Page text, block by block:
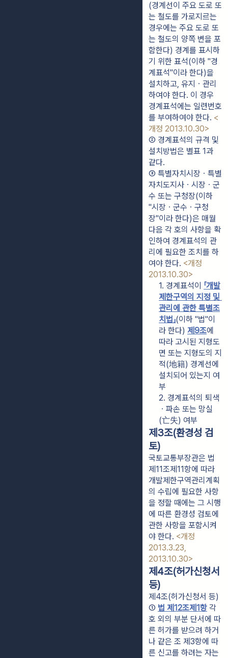
(경계선이 주요 도로 또
는 철도를 가로지르는
경우에는 주요 도로 또
는 철도의 양쪽 변을 포
함한다) 경계를 표시하
기 위한 표석(이하 "경
계표석"이라 한다)을
설치하고, 유지ㆍ관리
하여야 한다. 이 경우
경계표석에는 일련번호
를 부여하여야 한다. <
개정 2013.10.30>
② 경계표석의 규격 및
설치방법은 별표 1과
같다.
③ 특별자치시장ㆍ특별
자치도지사ㆍ시장ㆍ군
수 또는 구청장(이하
"시장ㆍ군수ㆍ구청
장"이라 한다)은 매월
다음 각 호의 사항을 확
인하여 경계표석의 관
리에 필요한 조치를 하
여야 한다. <개정
2013.10.30>
1. 경계표석이 「개발
제한구역의 지정 및
관리에 관한 특별조
치법」(이하 "법"이
라 한다) 제9조에
따라 고시된 지형도
면 또는 지형도의 지
적(地籍) 경계선에
설치되어 있는지 여
부
2. 경계표석의 퇴색
ㆍ파손 또는 망실
(亡失) 여부
제3조(환경성 검
토)
국토교통부장관은 법
제11조제11항에 따라
개발제한구역관리계획
의 수립에 필요한 사항
을 정할 때에는 그 시행
에 따른 환경성 검토에
관한 사항을 포함시켜
야 한다. <개정
2013.3.23,
2013.10.30>
제4조(허가신청서
등)
제4조(허가신청서 등)
① 법 제12조제1항 각
호 외의 부분 단서에 따
른 허가를 받으려 하거
나 같은 조 제3항에 따
른 신고를 하려는 자는